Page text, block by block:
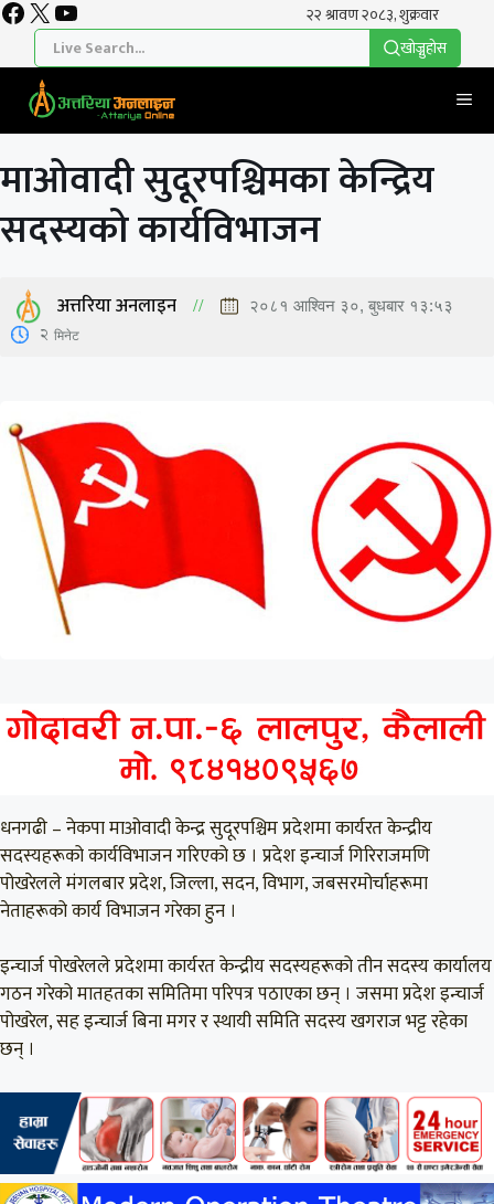
Skip
content
Facebook
X YouTube
खाेज्नुहाेस
माओवादी सुदूरपश्चिमका केन्द्रिय
सदस्यको कार्यविभाजन
अत्तरिया अनलाइन २०८१ आश्विन ३०, बुधबार १३:५३
2 मिनेट
धनगढी – नेकपा माओवादी केन्द्र सुदूरपश्चिम प्रदेशमा कार्यरत केन्द्रीय
सदस्यहरूको कार्यविभाजन गरिएको छ । प्रदेश इन्चार्ज गिरिराजमणि
पोखरेलले मंगलबार प्रदेश, जिल्ला, सदन, विभाग, जबसरमोर्चाहरूमा
नेताहरूको कार्य विभाजन गरेका हुन ।
इन्चार्ज पोखरेलले प्रदेशमा कार्यरत केन्द्रीय सदस्यहरूको तीन सदस्य कार्यालय
गठन गरेको मातहतका समितिमा परिपत्र पठाएका छन् । जसमा प्रदेश इन्चार्ज
पोखरेल, सह इन्चार्ज बिना मगर र स्थायी समिति सदस्य खगराज भट्ट रहेका
छन् ।